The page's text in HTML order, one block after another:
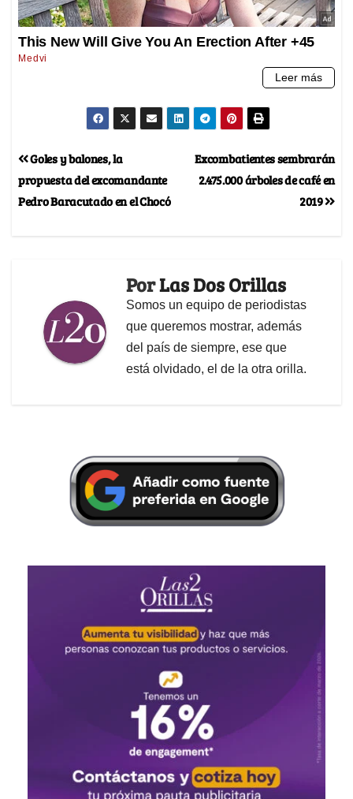
Excombatientes sembrarán
2.475.000 árboles de café en
2019
Goles y balones, la
propuesta del excomandante
Pedro Baracutado en el Chocó
PorLas Dos Orillas
Somos un equipo de periodistas
que queremos mostrar, además
del país de siempre, ese que
está olvidado, el de la otra orilla.